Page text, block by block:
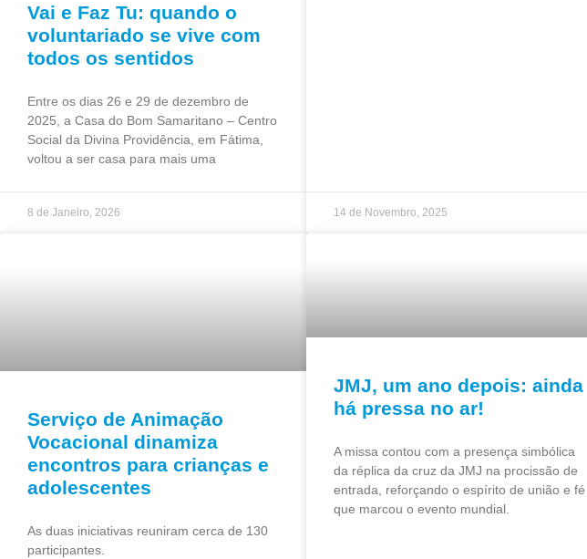
Vai e Faz Tu: quando o
voluntariado se vive com
todos os sentidos
Entre os dias 26 e 29 de dezembro de
2025, a Casa do Bom Samaritano – Centro
Social da Divina Providência, em Fátima,
voltou a ser casa para mais uma
8 de Janeiro, 2026 14 de Novembro, 2025
Serviço de Animação
Vocacional dinamiza
encontros para crianças e
adolescentes
As duas iniciativas reuniram cerca de 130
participantes.
JMJ, um ano depois: ainda
há pressa no ar!
A missa contou com a presença simbólica
da réplica da cruz da JMJ na procissão de
entrada, reforçando o espírito de união e fé
que marcou o evento mundial.